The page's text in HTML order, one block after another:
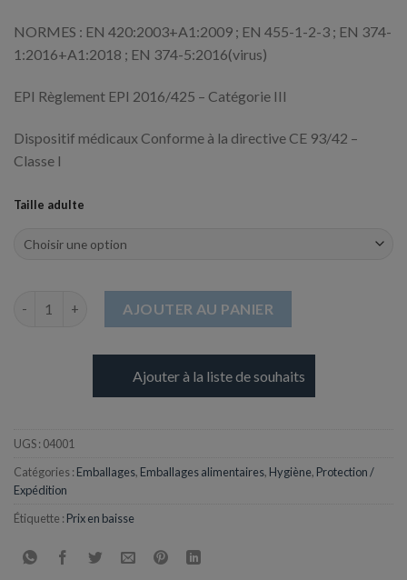
NORMES : EN 420:2003+A1:2009 ; EN 455-1-2-3 ; EN 374-
1:2016+A1:2018 ; EN 374-5:2016(virus)
EPI Règlement EPI 2016/425 – Catégorie III
Dispositif médicaux Conforme à la directive CE 93/42 –
Classe I
Taille adulte
AJOUTER AU PANIER
Ajouter à la liste de souhaits
UGS : 04001
Catégories : Emballages, Emballages alimentaires, Hygiène, Protection /
Expédition
Étiquette : Prix en baisse